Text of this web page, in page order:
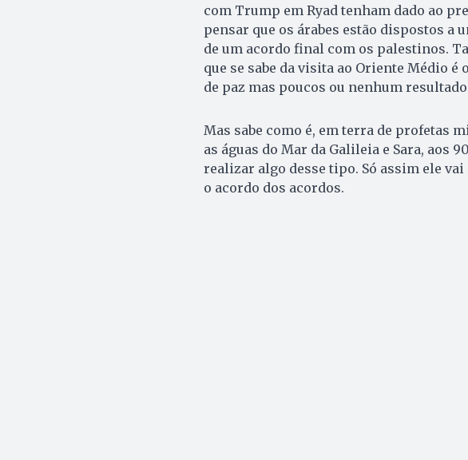
com Trump em Ryad tenham dado ao
pensar que os árabes estão dispostos a
de um acordo final com os palestinos.
que se sabe da visita ao Oriente Médio
de paz mas poucos ou nenhum
Mas sabe como é, em terra de profetas
as águas do Mar da Galileia e Sa­ra, aos
realizar algo desse tipo. Só assim ele
o acordo dos acordos.